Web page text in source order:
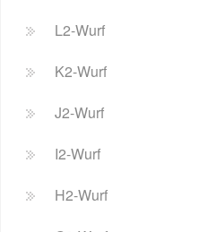
L2-Wurf
K2-Wurf
J2-Wurf
I2-Wurf
H2-Wurf